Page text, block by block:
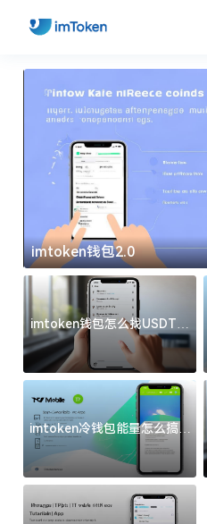
imtoken钱包2.0
imtoken钱包怎么找USDT地
址？三步搞定不踩坑
imtoken冷钱包能量怎么搞？
过来人告诉你门道